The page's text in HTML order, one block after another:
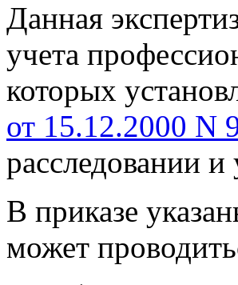
Данная
учета
которых
от 15.12.2000 N
расследовании
В приказе
может